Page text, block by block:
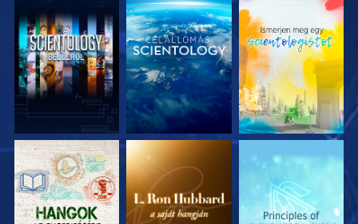
A SOROZAT
RÉSZEI
A SOROZAT
RÉSZEI
A SOROZAT
RÉSZEI